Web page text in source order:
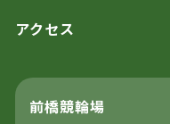
アクセス
前橋競輪場